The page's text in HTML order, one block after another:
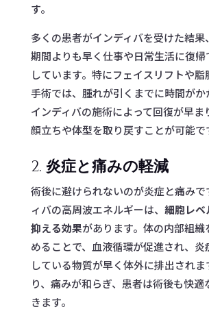
す。
多くの患者がインディバを受けた結果
期間よりも早く仕事や日常生活に復帰
しています。特にフェイスリフトや脂
手術では、腫れが引くまでに時間がか
インディバの施術によって回復が早ま
顔立ちや体型を取り戻すことが可能で
2. 炎症と痛みの軽減
術後に避けられないのが炎症と痛み
ィバの高周波エネルギーは、 細胞レベ
抑える効果があります。体の内部組織
めることで、血液循環が促進され、炎
している物質が早く体外に排出されま
り、痛みが和らぎ、患者は術後も快適
きます。